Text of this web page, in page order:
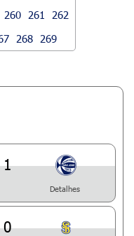
260 261
262
268 269
1
Detalhes
0